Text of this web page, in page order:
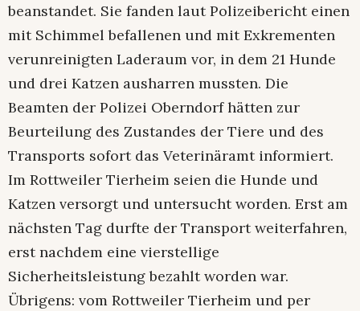
beanstandet. Sie fanden laut Polizeibericht einen
mit Schimmel befallenen und mit Exkrementen
verunreinigten Laderaum vor, in dem 21 Hunde
und drei Katzen ausharren mussten. Die
Beamten der Polizei Oberndorf hätten zur
Beurteilung des Zustandes der Tiere und des
Transports sofort das Veterinäramt informiert.
Im Rottweiler Tierheim seien die Hunde und
Katzen versorgt und untersucht worden. Erst am
nächsten Tag durfte der Transport weiterfahren,
erst nachdem eine vierstellige
Sicherheitsleistung bezahlt worden war.
Übrigens: vom Rottweiler Tierheim und per